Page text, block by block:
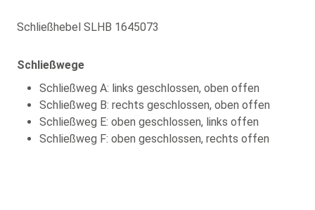
Schließhebel SLHB 1645073
Schließwege
Schließweg A: links geschlossen, oben offen
Schließweg B: rechts geschlossen, oben offen
Schließweg E: oben geschlossen, links offen
Schließweg F: oben geschlossen, rechts offen